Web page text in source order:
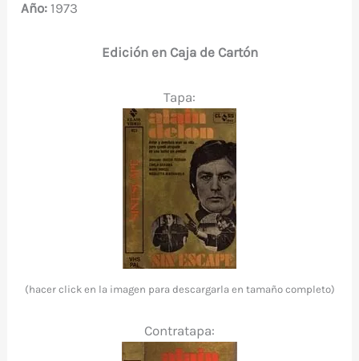
Año: 1973
Edición en Caja de Cartón
Tapa:
(hacer click en la imagen para descargarla en tamaño completo)
Contratapa: